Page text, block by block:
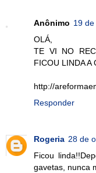
Anônimo 19
OLÁ,
TE VI NO
FICOU LINDA A
http://
Responder
Rogeria 28 de
Ficou
gavetas, nunca